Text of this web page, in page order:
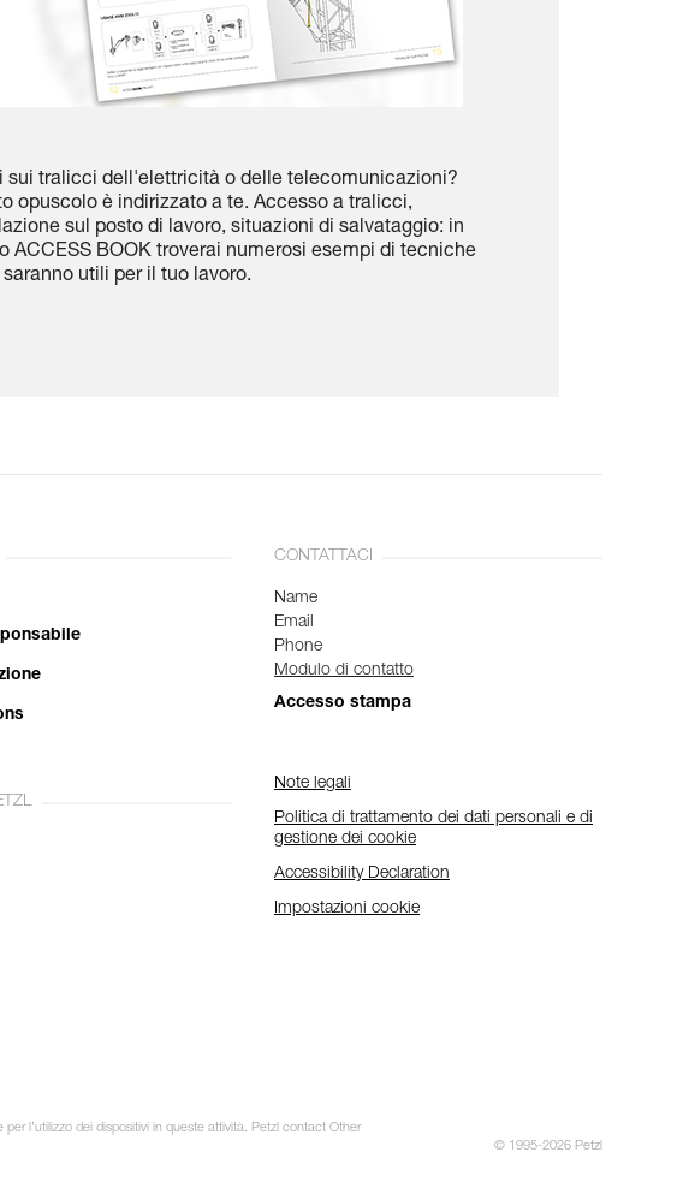
sui tralicci dell'elettricità o delle telecomunicazioni?
opuscolo è indirizzato a te. Accesso a tralicci,
sul posto di lavoro, situazioni di salvataggio: in
ACCESS BOOK troverai numerosi esempi di tecniche
utili per il tuo lavoro.
CONTATTACI
Name
Email
Phone
Modulo di contatto
Accesso stampa
Note legali
Politica di trattamento dei dati personali e di
gestione dei cookie
Accessibility Declaration
Impostazioni cookie
l’utilizzo dei dispositivi in queste attività. Petzl contact Other
© 1995-2026 Petzl